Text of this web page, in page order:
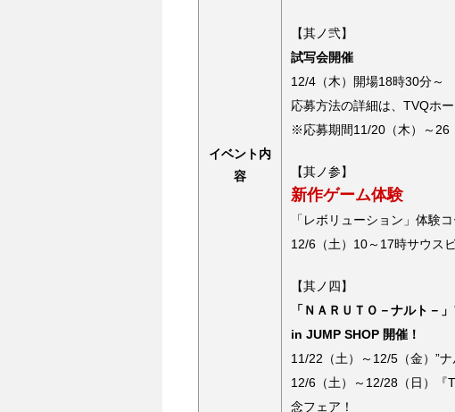
イベント内
容
【其ノ弐】
試写会開催
12/4（木）開場18時30分～
応募方法の詳細は、TVQホ
※応募期間11/20（木）～26
【其ノ参】
新作ゲーム体験
「レボリューション」体験
12/6（土）10～17時サウス
【其ノ四】
「ＮＡＲＵＴＯ－ナルト－
in JUMP SHOP 開催！
11/22（土）～12/5（金）”ナ
12/6（土）～12/28（日）『
念フェア！